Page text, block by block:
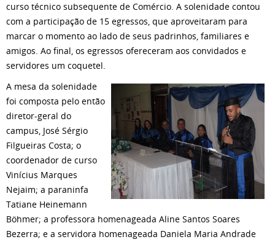
curso técnico subsequente de Comércio. A solenidade contou
com a participação de 15 egressos, que aproveitaram para
marcar o momento ao lado de seus padrinhos, familiares e
amigos. Ao final, os egressos ofereceram aos convidados e
servidores um coquetel.
A mesa da solenidade
foi composta pelo então
diretor-geral do
campus, José Sérgio
Filgueiras Costa; o
coordenador de curso
Vinícius Marques
Nejaim; a paraninfa
Tatiane Heinemann
Böhmer; a professora homenageada Aline Santos Soares
Bezerra; e a servidora homenageada Daniela Maria Andrade